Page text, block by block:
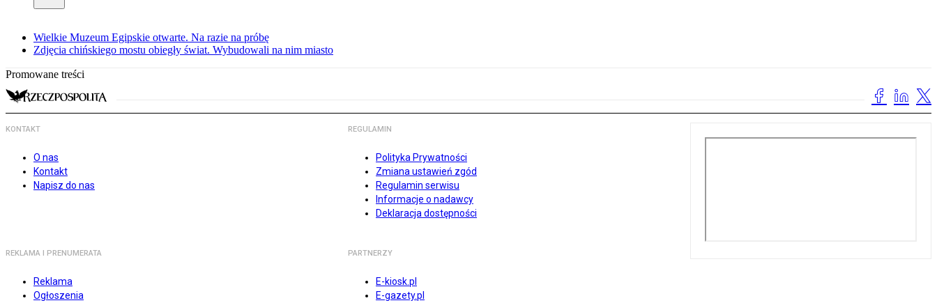
Wielkie Muzeum Egipskie otwarte. Na razie na próbę
Zdjęcia chińskiego mostu obiegły świat. Wybudowali na nim miasto
Promowane treści
KONTAKT
O nas
Kontakt
Napisz do nas
REGULAMIN
Polityka Prywatności
Zmiana ustawień zgód
Regulamin serwisu
Informacje o nadawcy
Deklaracja dostępności
REKLAMA I PRENUMERATA
Reklama
Ogłoszenia
PARTNERZY
E-kiosk.pl
E-gazety.pl